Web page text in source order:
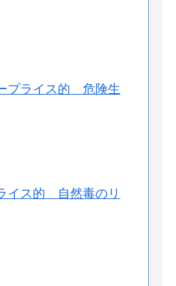
プライス的 危険生
イス的 自然毒のリ